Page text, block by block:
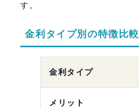
す。
金利タイプ別の特徴比較
金利タイプ
メリット